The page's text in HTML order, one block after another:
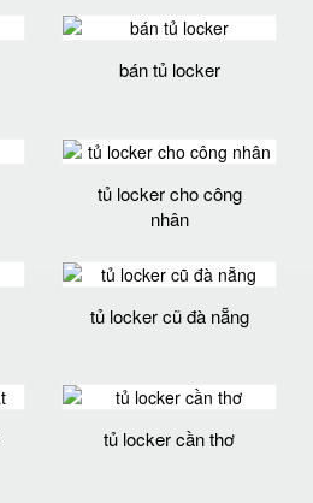
bán tủ locker
tủ locker cho công
nhân
tủ locker cũ đà nẵng
tủ locker cần thơ